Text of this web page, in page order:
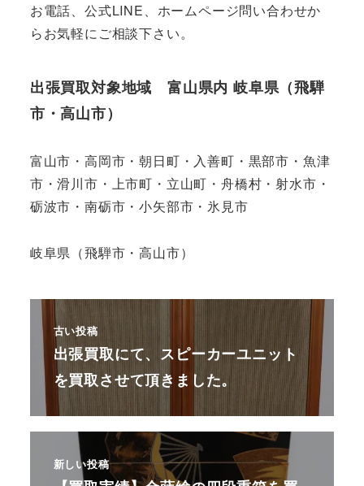
お電話、公式LINE、ホームページ問い合わせか
らお気軽にご相談下さい。
出張買取対象地域 富山県内 岐阜県（飛騨
市・高山市）
富山市・高岡市・朝日町・入善町・黒部市・魚津
市・滑川市・上市町・立山町・舟橋村・射水市・
砺波市・南砺市・小矢部市・氷見市
岐阜県（飛騨市・高山市）
古い投稿
出張買取にて、スピーカーユニット
を買取させて頂きました。
新しい投稿